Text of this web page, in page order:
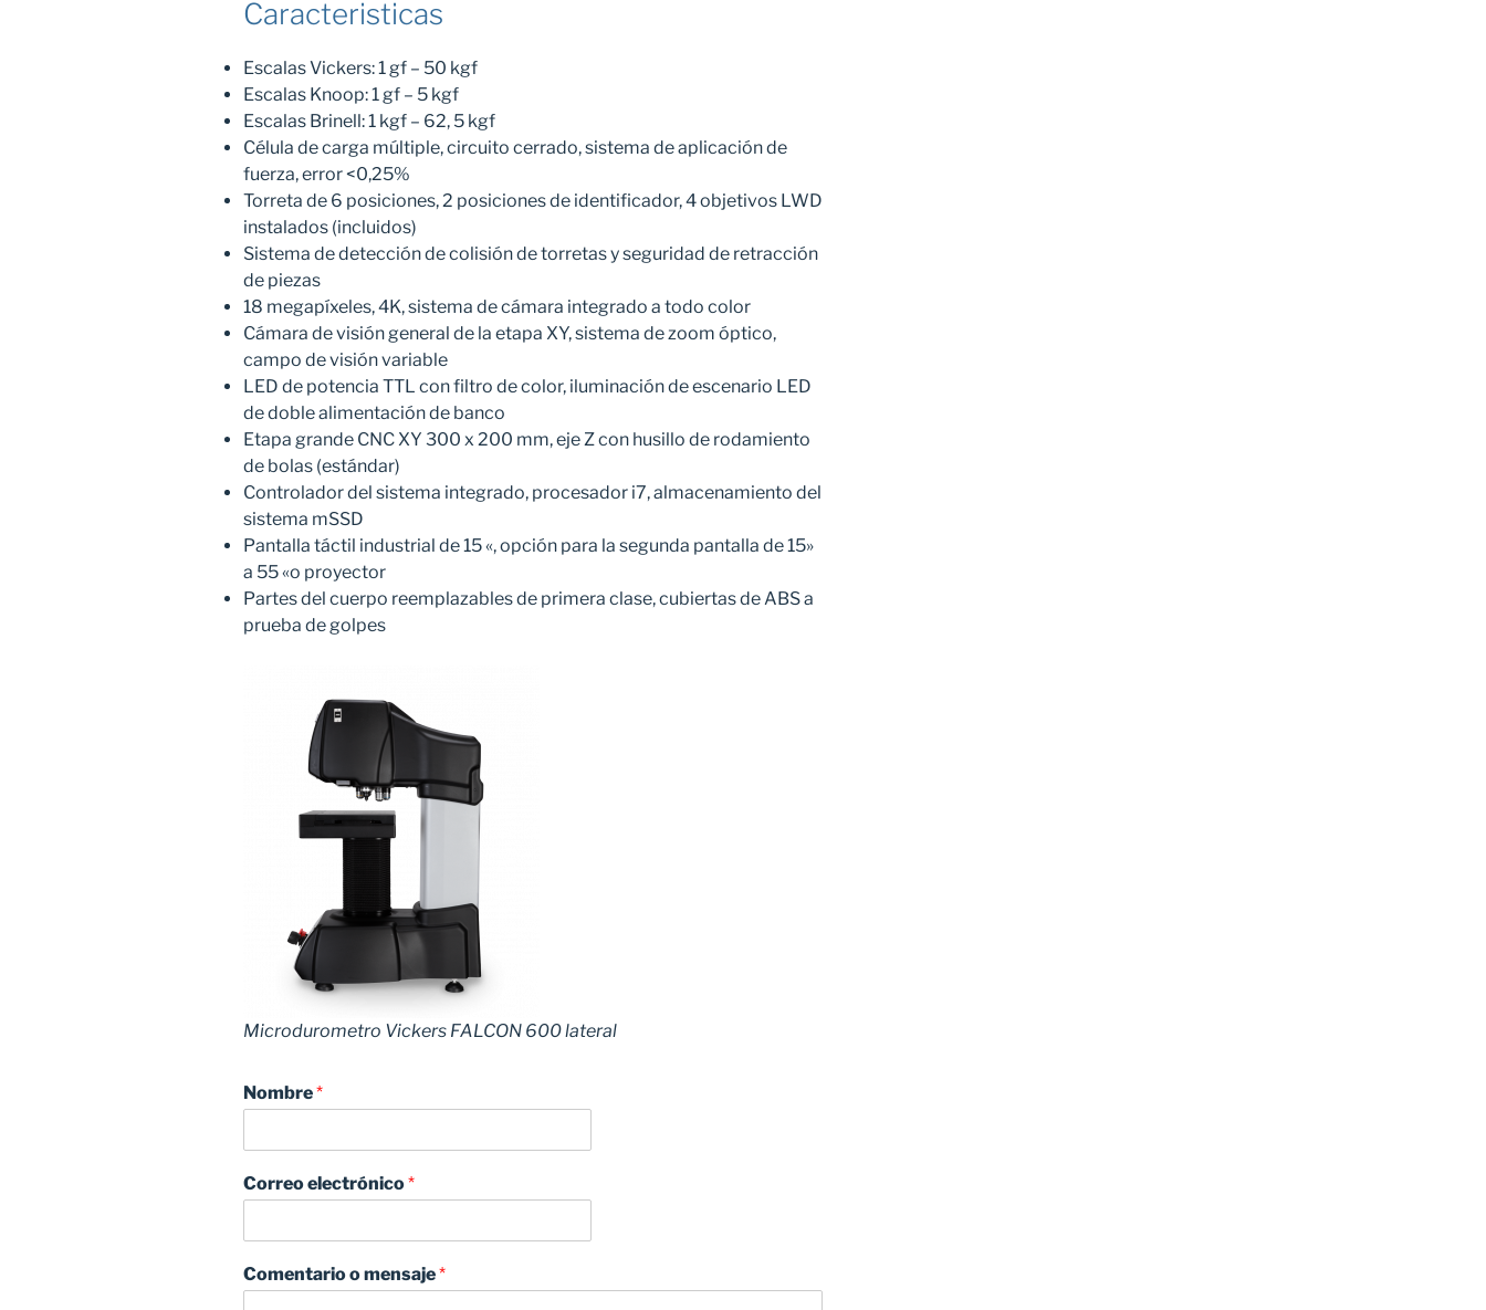
Caracteristicas
Escalas Vickers: 1 gf – 50 kgf
Escalas Knoop: 1 gf – 5 kgf
Escalas Brinell: 1 kgf – 62, 5 kgf
Célula de carga múltiple, circuito cerrado, sistema de aplicación de
fuerza, error <0,25%
Torreta de 6 posiciones, 2 posiciones de identificador, 4 objetivos LWD
instalados (incluidos)
Sistema de detección de colisión de torretas y seguridad de retracción
de piezas
18 megapíxeles, 4K, sistema de cámara integrado a todo color
Cámara de visión general de la etapa XY, sistema de zoom óptico,
campo de visión variable
LED de potencia TTL con filtro de color, iluminación de escenario LED
de doble alimentación de banco
Etapa grande CNC XY 300 x 200 mm, eje Z con husillo de rodamiento
de bolas (estándar)
Controlador del sistema integrado, procesador i7, almacenamiento del
sistema mSSD
Pantalla táctil industrial de 15 «, opción para la segunda pantalla de 15»
a 55 «o proyector
Partes del cuerpo reemplazables de primera clase, cubiertas de ABS a
prueba de golpes
Microdurometro Vickers FALCON 600 lateral
Nombre*
Correo electrónico*
Comentario o mensaje*